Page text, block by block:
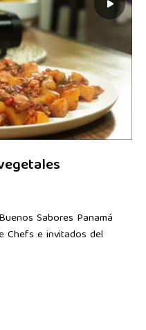
Sabores Panamá
Chefs e invitados del